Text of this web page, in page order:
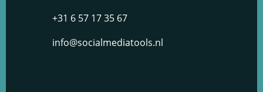
+31 6 57 17 35 67
info@socialmediatools.nl